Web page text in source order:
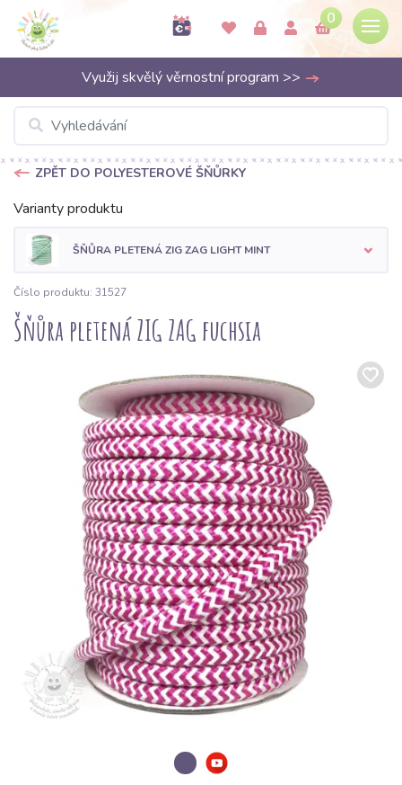
0
Využij skvělý věrnostní program >>
ZPĚT DO POLYESTEROVÉ ŠŇŮRKY
Varianty produktu
ŠŇŮRA PLETENÁ ZIG ZAG LIGHT MINT
Číslo produktu: 31527
Šňůra pletená ZIG ZAG fuchsia